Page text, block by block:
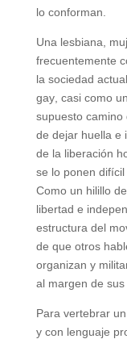
lo conforman.
Una lesbiana,
frecuentemente
la sociedad
gay, casi como
supuesto camino
de dejar huella e
de la liberación
se lo ponen
Como un hilillo
libertad e
estructura del
de que otros
organizan y
al margen de
Para vertebrar
y con lenguaje